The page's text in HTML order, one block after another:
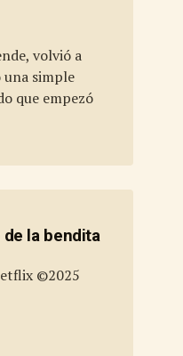
volvió a
una simple
que empezó
de la bendita
©2025